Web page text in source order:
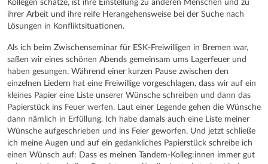
Kollegen schätze, ist ihre Einstellung zu anderen Menschen und zu
ihrer Arbeit und ihre reife Herangehensweise bei der Suche nach
Lösungen in Konfliktsituationen.
Als ich beim Zwischenseminar für ESK-Freiwilligen in Bremen war,
saßen wir eines schönen Abends gemeinsam ums Lagerfeuer und
haben gesungen. Während einer kurzen Pause zwischen den
einzelnen Liedern hat eine Freiwillige vorgeschlagen, dass wir auf ein
kleines Papier eine Liste unserer Wünsche schreiben und dann das
Papierstück ins Feuer werfen. Laut einer Legende gehen die Wünsche
dann nämlich in Erfüllung. Ich habe damals auch eine Liste meiner
Wünsche aufgeschrieben und ins Feier geworfen. Und jetzt schließe
ich meine Augen und auf ein gedankliches Papierstück schreibe ich
einen Wünsch auf: Dass es meinen Tandem-Kolleg:innen immer gut